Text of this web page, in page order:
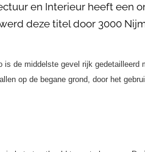
en Interieur heeft
deze titel door 3000
is de middelste gevel rijk
op de begane grond, door het